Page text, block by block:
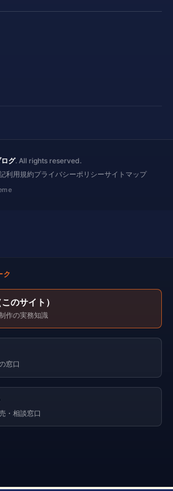
グ. All rights reserved.
利用規約プライバシーポリシーサイトマップ
ク
のサイト）
作の実務知識
窓口
・相談窓口